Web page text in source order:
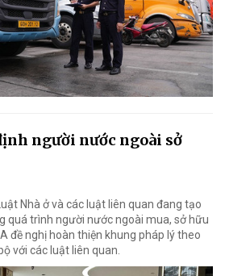
người nước ngoài sở
Nhà ở và các luật liên quan đang tạo
quá trình người nước ngoài mua, sở hữu
đề nghị hoàn thiện khung pháp lý theo
với các luật liên quan.